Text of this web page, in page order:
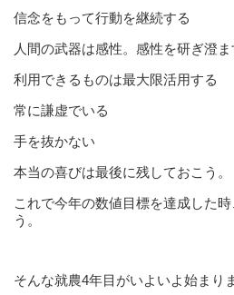
信念をもって行動を継続する
人間の武器は感性。感性を研ぎ澄ま
利用できるものは最大限活用する
常に謙虚でいる
手を抜かない
本当の喜びは最後に残しておこう。
これで今年の数値目標を達成した
う。
そんな就農4年目がいよいよ始まり